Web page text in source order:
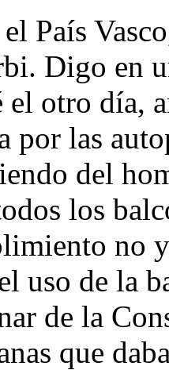
País
Digo en
el otro día,
por las
del
los
no
uso de la
de la
que